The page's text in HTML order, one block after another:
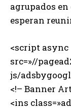
agrupados en
esperan
<script async
src=»//
js/
<!– Banner
<ins